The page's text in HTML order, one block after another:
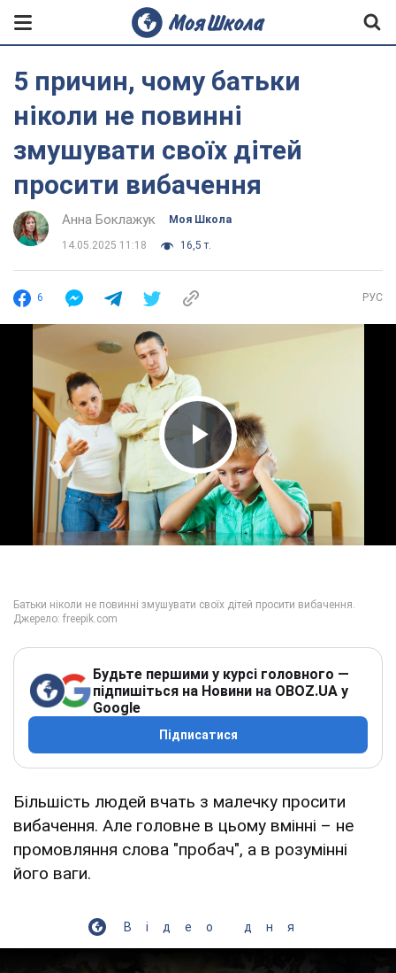
5 причин, чому батьки
ніколи не повинні
змушувати своїх дітей
просити вибачення
Анна Боклажук Моя Школа
14.05.2025 11:18 16,5 т.
6 РУС
Play Video
Будьте першими у курсі головного —
підпишіться на Новини на OBOZ.UA у
Google
Підписатися
Більшість людей вчать з малечку просити
вибачення. Але головне в цьому вмінні – не
промовляння слова "пробач", а в розумінні
його ваги.
Відео дня